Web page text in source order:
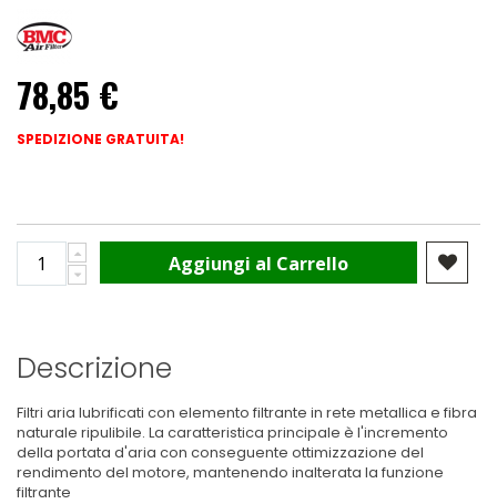
78,85 €
SPEDIZIONE GRATUITA!
Aggiungi al Carrello
Descrizione
Filtri aria lubrificati con elemento filtrante in rete metallica e fibra
naturale ripulibile. La caratteristica principale è l'incremento
della portata d'aria con conseguente ottimizzazione del
rendimento del motore, mantenendo inalterata la funzione
filtrante